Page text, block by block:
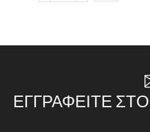
ΕΓΓΡΑΦΕΊΤΕ ΣΤΟ